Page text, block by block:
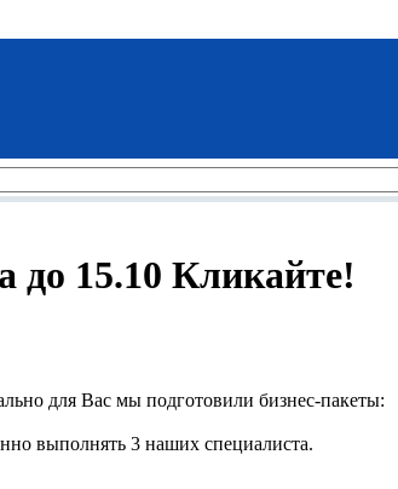
до 15.10 Кликайте!
для Вас мы подготовили бизнес-пакеты:
выполнять 3 наших специалиста.